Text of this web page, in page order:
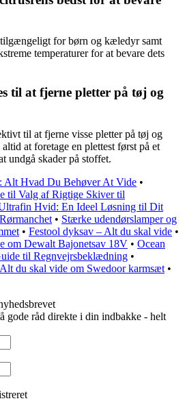
for børn og kæledyr samt
temperaturer for at bevare dets
til at fjerne pletter på tøj og
til at fjerne visse pletter på tøj og
at foretage en plettest først på et
undgå skader på stoffet.
Alt Hvad Du Behøver At Vide •
til Valg af Rigtige Skiver til
Hvid: En Ideel Løsning til Dit
• Stærke udendørslamper og
• Festool dyksav – Alt du skal vide •
om Dewalt Bajonetsav 18V • Ocean
til Regnvejrsbeklædning •
Alt du skal vide om Swedoor karmsæt •
gode råd direkte i din indbakke - helt